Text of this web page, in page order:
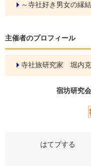
～寺社好き男女の縁
主催者のプロフィール
寺社旅研究家 堀内
宿坊研究